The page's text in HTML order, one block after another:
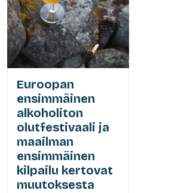
Euroopan
ensimmäinen
alkoholiton
olutfestivaali ja
maailman
ensimmäinen
kilpailu kertovat
muutoksesta